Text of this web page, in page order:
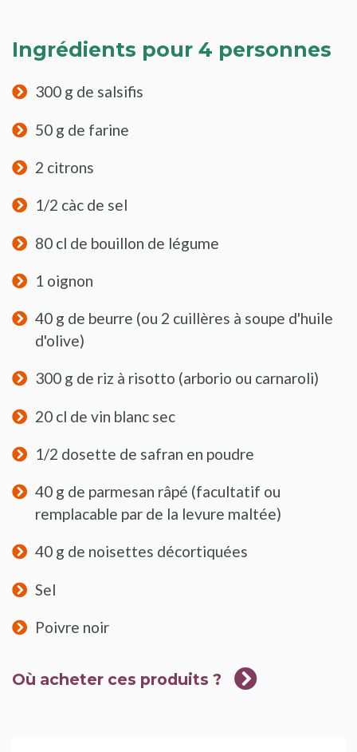
Ingrédients pour 4 personnes
300 g de salsifis
50 g de farine
2 citrons
1/2 càc de sel
80 cl de bouillon de légume
1 oignon
40 g de beurre (ou 2 cuillères à soupe d'huile
d'olive)
300 g de riz à risotto (arborio ou carnaroli)
20 cl de vin blanc sec
1/2 dosette de safran en poudre
40 g de parmesan râpé (facultatif ou
remplacable par de la levure maltée)
40 g de noisettes décortiquées
Sel
Poivre noir
Où acheter ces produits ?